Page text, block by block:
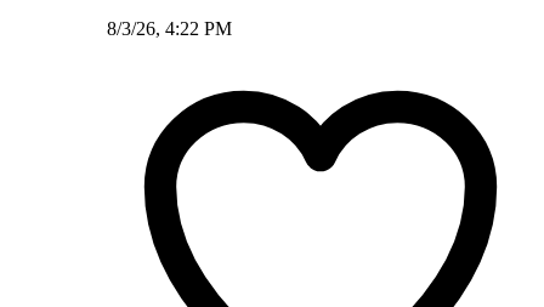
8/3/26, 4:22 PM